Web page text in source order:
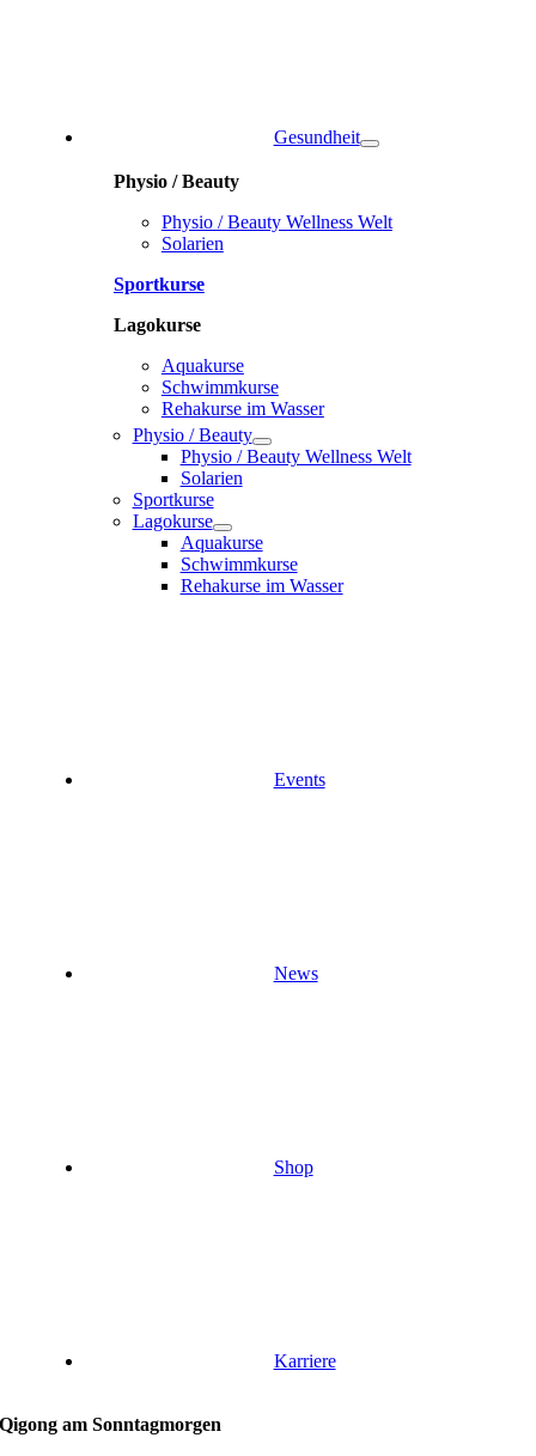
Gesundheit
Physio / Beauty
Physio / Beauty Wellness Welt
Solarien
Sportkurse
Lagokurse
Aquakurse
Schwimmkurse
Rehakurse im Wasser
Physio / Beauty
Physio / Beauty Wellness Welt
Solarien
Sportkurse
Lagokurse
Aquakurse
Schwimmkurse
Rehakurse im Wasser
Events
News
Shop
Karriere
Qigong am Sonntagmorgen